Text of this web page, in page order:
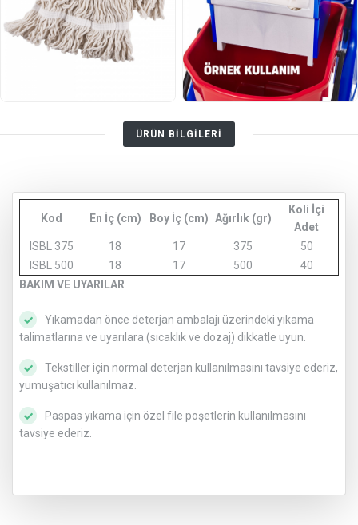
ÜRÜN BİLGİLERİ
Kod En İç (cm) Boy İç (cm) Ağırlık (gr)
Koli İçi
Adet
ISBL 375
18 17 375
50
ISBL 500
18 17 500
40
BAKIM VE UYARILAR
Yıkamadan önce deterjan ambalajı üzerindeki yıkama
talimatlarına ve uyarılara (sıcaklık ve dozaj) dikkatle uyun.
Tekstiller için normal deterjan kullanılmasını tavsiye ederiz,
yumuşatıcı kullanılmaz.
Paspas yıkama için özel file poşetlerin kullanılmasını
tavsiye ederiz.